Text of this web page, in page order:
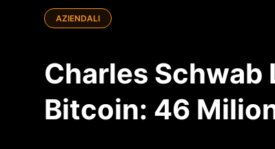
AZIENDALI
Charles Schwab
Bitcoin: 46